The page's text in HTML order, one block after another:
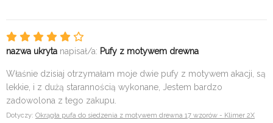
nazwa ukryta napisał/a: Pufy z motywem drewna
Właśnie dzisiaj otrzymałam moje dwie pufy z motywem akacji, są
lekkie, i z dużą starannością wykonane, Jestem bardzo
zadowolona z tego zakupu.
Dotyczy: Okrągła pufa do siedzenia z motywem drewna 17 wzorów - Klimer 2X